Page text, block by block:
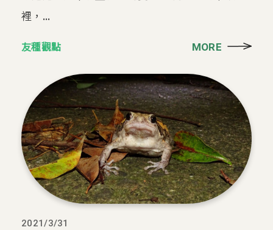
裡，...
友種觀點 MORE
2021/3/31